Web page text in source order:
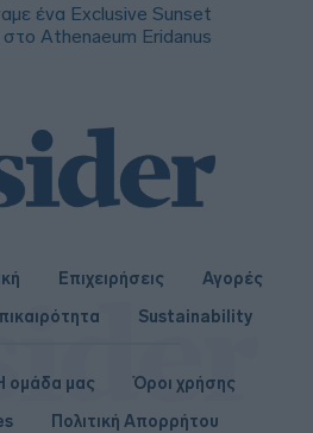
ένα Exclusive Sunset
Athenaeum Eridanus
Επιχειρήσεις
Αγορές
Sustainability
ομάδα μας
Όροι χρήσης
Πολιτική Απορρήτου